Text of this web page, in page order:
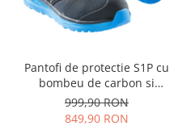
Masti de protectie respiratorie
Sepci, caciuli si esarfe
Accesorii pentru protectia muncii
Sosete de lucru
Pantofi de protectie S1P cu
bombeu de carbon si
inchidere BOAÂ® Fit
999,90 RON
849,90 RON